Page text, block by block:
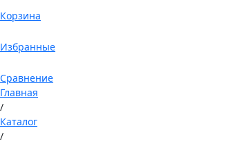
Корзина
Избранные
Сравнение
Главная
/
Каталог
/